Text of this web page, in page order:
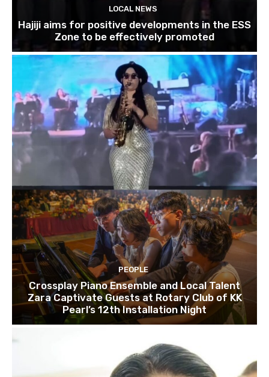
LOCAL NEWS
Hajiji aims for positive developments in the ESS
Zone to be effectively promoted
PEOPLE
Crossplay Piano Ensemble and Local Talent
Zara Captivate Guests at Rotary Club of KK
Pearl’s 12th Installation Night